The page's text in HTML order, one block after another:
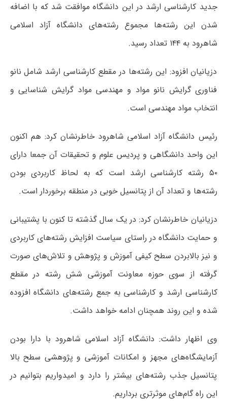
جدید کارشناسی ارشد در این دانشگاه موافقت شد که با اضافه
شدن این رشته‌ها مجموع رشته‌های دانشگاه آزاد اسلامی
شاهرود به ۱۴۴ تعداد رسید.
دزیانیان افزود: این رشته‌ها در مقطع کارشناسی ارشد شامل نانو
فناوری گرایش نانو مواد و مهندسی مواد گرایش شناسایی و
انتخاب مواد مهندسی است.
رئیس دانشگاه آزاد اسلامی شاهرود خاطرنشان کرد: هم اکنون
این واحد دانشگاهی و پردیس علوم و تحقیقات آن جمعا دارای
۵۰ رشته کارشناسی ارشد است که به لحاظ کاربردی بودن
رشته‌ها و تعداد آن از پتانسیل خوبی در منطقه برخوردار است.
دزیانیان خاطرنشان کرد: در یک سال گذشته تا کنون با پشتیبانی
و حمایت دانشگاه در راستای سیاست افزایش رشته‌های کاربردی
و نیز بالابردن سطح کیفی آموزش و پژوهش و تلاش‌های صورت
گرفته از سوی حوزه معاونت آموزشی شش رشته در مقطع
کارشناسی ارشد و کارشناسی به جمع رشته‌های دانشگاه افزوده
شده و این روند همچنان ادامه خواهد داشت.
وی اظهار داشت: دانشگاه آزاد اسلامی شاهرود با دارا بودن
آزمایشگاه‌های مجهز و امکانات آموزشی و پژوهشی سطح بالا
پتانسیل جذب رشته‌های بیشتر را دارد و امیدواریم بتوانیم در
این راه گام‌های موثرتری برداریم.